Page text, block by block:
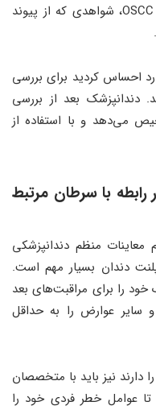
توجه قرار گرفته‌اند. با این حال، مشابه OSCC، شواهدی که از پیوند
احساس کردید برای بررسی
دندانپزشک بعد از بررسی
می‌دهد و با استفاده از
با سرطان مرتبط
منظم دندانپزشکی
دندان بسیار مهم است.
خود را برای مراقبت‌های بعد
سایر عوارض را به حداقل
دارند نیز باید با متخصصان
عوامل خطر فردی خود را